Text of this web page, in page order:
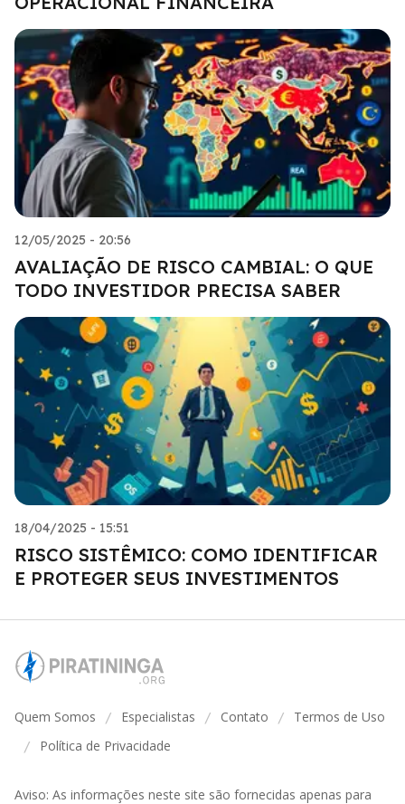
12/05/2025 - 20:56
AVALIAÇÃO DE RISCO CAMBIAL: O QUE
TODO INVESTIDOR PRECISA SABER
18/04/2025 - 15:51
RISCO SISTÊMICO: COMO IDENTIFICAR
E PROTEGER SEUS INVESTIMENTOS
Quem Somos / Especialistas / Contato / Termos de Uso
/ Política de Privacidade
Aviso: As informações neste site são fornecidas apenas para